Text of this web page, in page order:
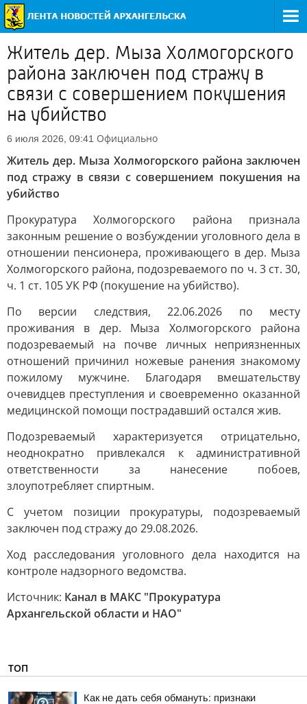
Житель дер. Мыза Холмогорского
района заключен под стражу в
связи с совершением покушения
на убийство
6 июля 2026, 09:41 Официально
Житель дер. Мыза Холмогорского района заключен
под стражу в связи с совершением покушения на
убийство
Прокуратура Холмогорского района признала
законным решение о возбуждении уголовного дела в
отношении пенсионера, проживающего в дер. Мыза
Холмогорского района, подозреваемого по ч. 3 ст. 30,
ч. 1 ст. 105 УК РФ (покушение на убийство).
По версии следствия, 22.06.2026 по месту
проживания в дер. Мыза Холмогорского района
подозреваемый на почве личных неприязненных
отношений причинил ножевые ранения знакомому
пожилому мужчине. Благодаря вмешательству
очевидцев преступления и своевременно оказанной
медицинской помощи пострадавший остался жив.
Подозреваемый характеризуется отрицательно,
неоднократно привлекался к административной
ответственности за нанесение побоев,
злоупотребляет спиртным.
С учетом позиции прокуратуры, подозреваемый
заключен под стражу до 29.08.2026.
Ход расследования уголовного дела находится на
контроле надзорного ведомства.
Источник: Канал в МАКС "Прокуратура
Архангельской области и НАО"
ТОП
Как не дать себя обмануть: признаки